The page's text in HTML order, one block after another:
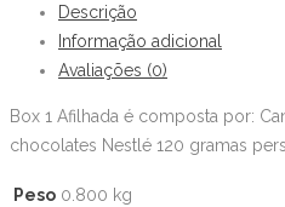
Descrição
Informação adicional
Avaliações (0)
Box 1 Afilhada é composta por:
chocolates Nestlé 120 gramas
Peso 0.800 kg